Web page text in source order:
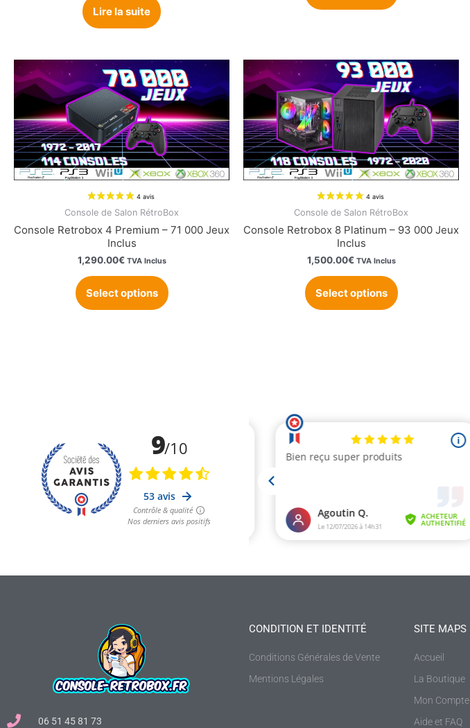
Lire la suite
4 avis
Console de Salon RétroBox
Console Retrobox 4 Premium – 71 000 Jeux
Inclus
1,290.00€ TVA Inclus
Select options
Console de Salon RétroBox
Console Retrobox 8 Platinum – 93 000 Jeux
Inclus
1,500.00€ TVA Inclus
Select options
06 51 45 81 73
CONDITION ET IDENTITÉ
Conditions Générales de Vente
Mentions Légales
SITE MAPS
Accueil
La Boutique
Mon Compte
Aide et FAQ